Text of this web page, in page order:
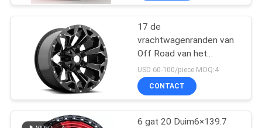
17 de
vrachtwagenranden van
Off Road van het
Duim4x4 6x139.7
goedkope aluminium
USD 60-100/piece MOQ:4
CONTACT
6 gat 20 Duim6×139.7